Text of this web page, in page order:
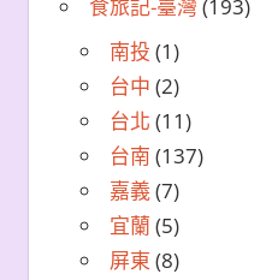
食旅記-臺灣 (193)
南投 (1)
台中 (2)
台北 (11)
台南 (137)
嘉義(7)
宜蘭 (5)
屏東 (8)